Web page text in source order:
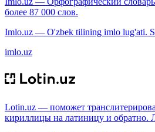
более 87 000 слов.
Imlo.uz — O'zbek tilining imlo lug'ati.
imlo.uz
Lotin.uz — поможет
кириллицы на латиницу и обратно.